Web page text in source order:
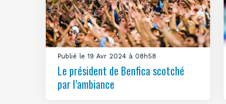
Publié le 19 Avr 2024 à 08h58
Le président de Benfica scotché
par l’ambiance